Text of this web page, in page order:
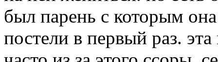
был парень с которым
постели в первый раз.